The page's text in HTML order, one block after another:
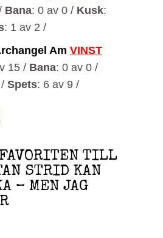
Bana: 0 av 0 / Kusk:
: 1 av 2 /
Am VINST
15 / Bana: 0 av 0 /
Spets: 6 av 9 /
TILL
STRID KAN
– MEN JAG